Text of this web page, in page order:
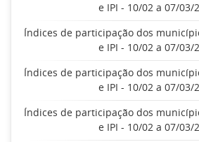
e IPI - 10/02 a 07/03/
Índices de participação dos
e IPI - 10/02 a 07/03/
Índices de participação dos
e IPI - 10/02 a 07/03/
Índices de participação dos
e IPI - 10/02 a 07/03/